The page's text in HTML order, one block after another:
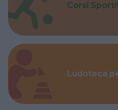
Corsi
Ludoteca